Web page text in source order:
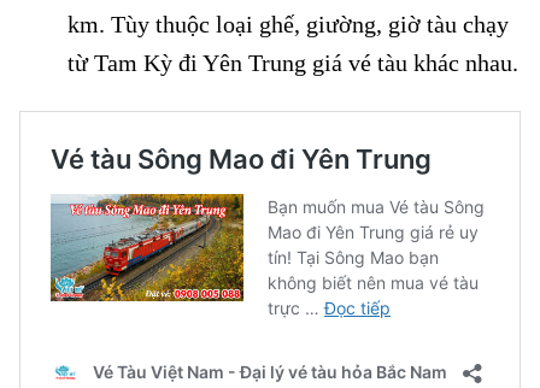
km. Tùy thuộc loại ghế, giường, giờ tàu chạy
từ Tam Kỳ đi Yên Trung giá vé tàu khác nhau.